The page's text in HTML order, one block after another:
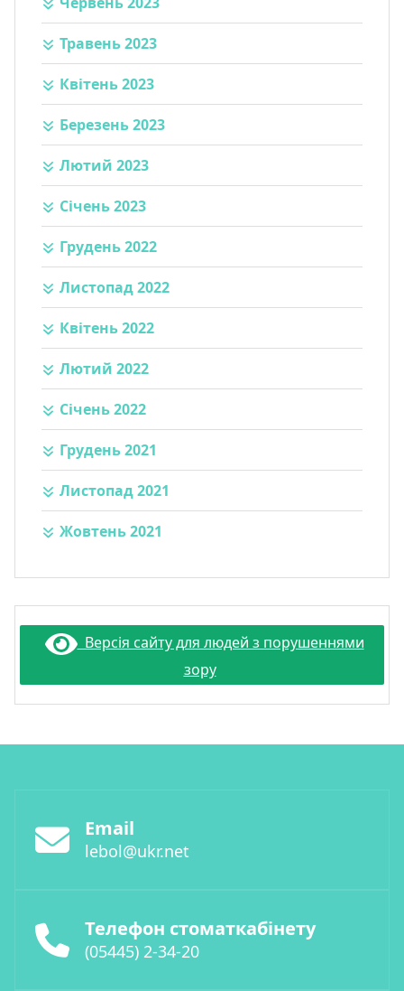
Травень 2023
Квітень 2023
Березень 2023
Лютий 2023
Січень 2023
Грудень 2022
Листопад 2022
Квітень 2022
Лютий 2022
Січень 2022
Грудень 2021
Листопад 2021
Жовтень 2021
Версія сайту для людей з порушеннями
зору
Email
lebol@ukr.net
Телефон стоматкабінету
(05445) 2-34-20